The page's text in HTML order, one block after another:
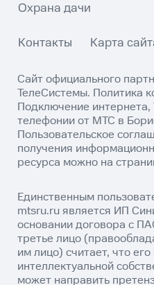
Охрана дачи
Контакты Карта
Сайт официального
ТелеСистемы. Политика
Подключение интернета,
телефонии от МТС в
Пользовательское
получения
ресурса можно на
Единственным
mtsru.ru является ИП
основании договора с
третье лицо
им лицо) считает, что
интеллектуальной
может направить